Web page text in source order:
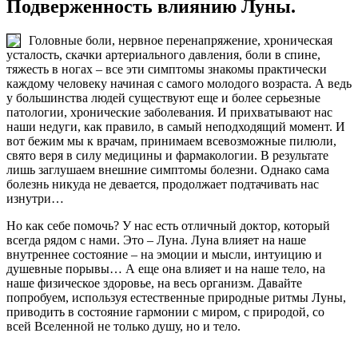
Подверженность влиянию Луны.
Головные боли, нервное перенапряжение, хроническая
усталость, скачки артериального давления, боли в спине,
тяжесть в ногах – все эти симптомы знакомы практически
каждому человеку начиная с самого молодого возраста. А ведь
у большинства людей существуют еще и более серьезные
патологии, хронические заболевания. И прихватывают нас
наши недуги, как правило, в самый неподходящий момент. И
вот бежим мы к врачам, принимаем всевозможные пилюли,
свято веря в силу медицины и фармакологии. В результате
лишь заглушаем внешние симптомы болезни. Однако сама
болезнь никуда не девается, продолжает подтачивать нас
изнутри…
Но как себе помочь? У нас есть отличный доктор, который
всегда рядом с нами. Это – Луна. Луна влияет на наше
внутреннее состояние – на эмоции и мысли, интуицию и
душевные порывы… А еще она влияет и на наше тело, на
наше физическое здоровье, на весь организм. Давайте
попробуем, используя естественные природные ритмы Луны,
приводить в состояние гармонии с миром, с природой, со
всей Вселенной не только душу, но и тело.